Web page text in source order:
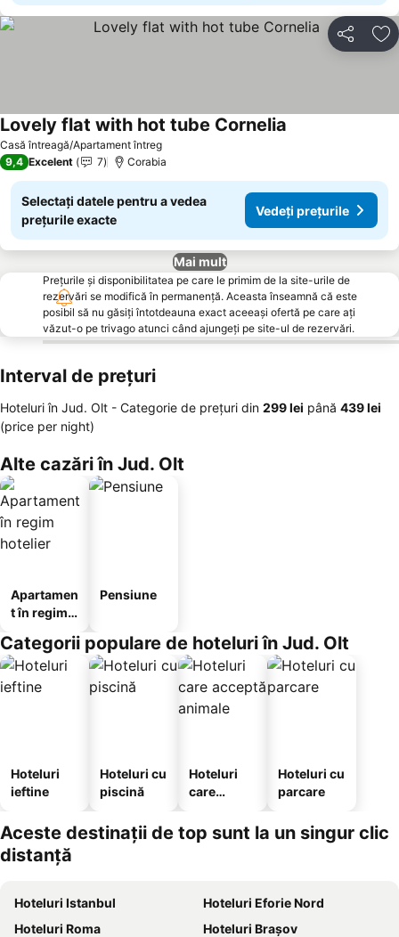
Distribuiți
Casă întreagă/Apartament întreg
Lovely flat with hot tube Cornelia
9,4 Excelent 7 Corabia
Selectați datele pentru a vedea
prețurile exacte
Vedeți prețurile
Mai mult
Prețurile și disponibilitatea pe care le primim de la site-urile de
rezervări se modifică în permanență. Aceasta înseamnă că este
posibil să nu găsiți întotdeauna exact aceeași ofertă pe care ați
văzut-o pe trivago atunci când ajungeți pe site-ul de rezervări.
Interval de prețuri
Hoteluri în Jud. Olt - Categorie de preţuri din ‎299 lei până ‎439 lei
(price per night)
Alte cazări în Jud. Olt
Apartamen
t în regim
Pensiune
Categorii populare de hoteluri în Jud. Olt
Hoteluri
ieftine
Hoteluri cu
piscină
Hoteluri
care
animale
Hoteluri cu
parcare
Aceste destinații de top sunt la un singur clic
distanță
Hoteluri Istanbul
Hoteluri Eforie Nord
Hoteluri Roma
Hoteluri Brașov